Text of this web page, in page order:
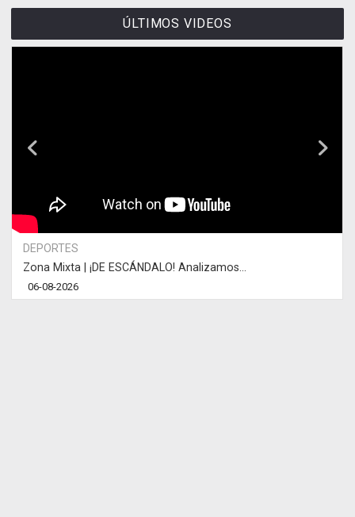
ÚLTIMOS VIDEOS
DEPORTES
Zona Mixta | ¡DE ESCÁNDALO! Analizamos...
06-08-2026